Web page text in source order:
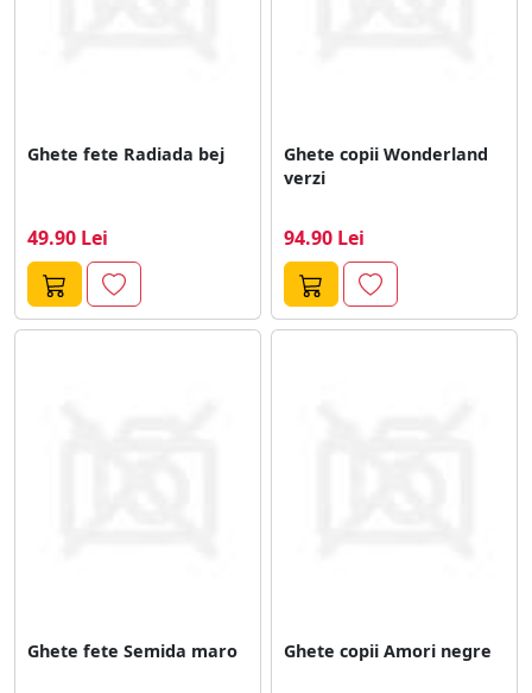
Ghete fete Radiada bej
49.90 Lei
Ghete copii Wonderland
verzi
94.90 Lei
Ghete fete Semida maro Ghete copii Amori negre